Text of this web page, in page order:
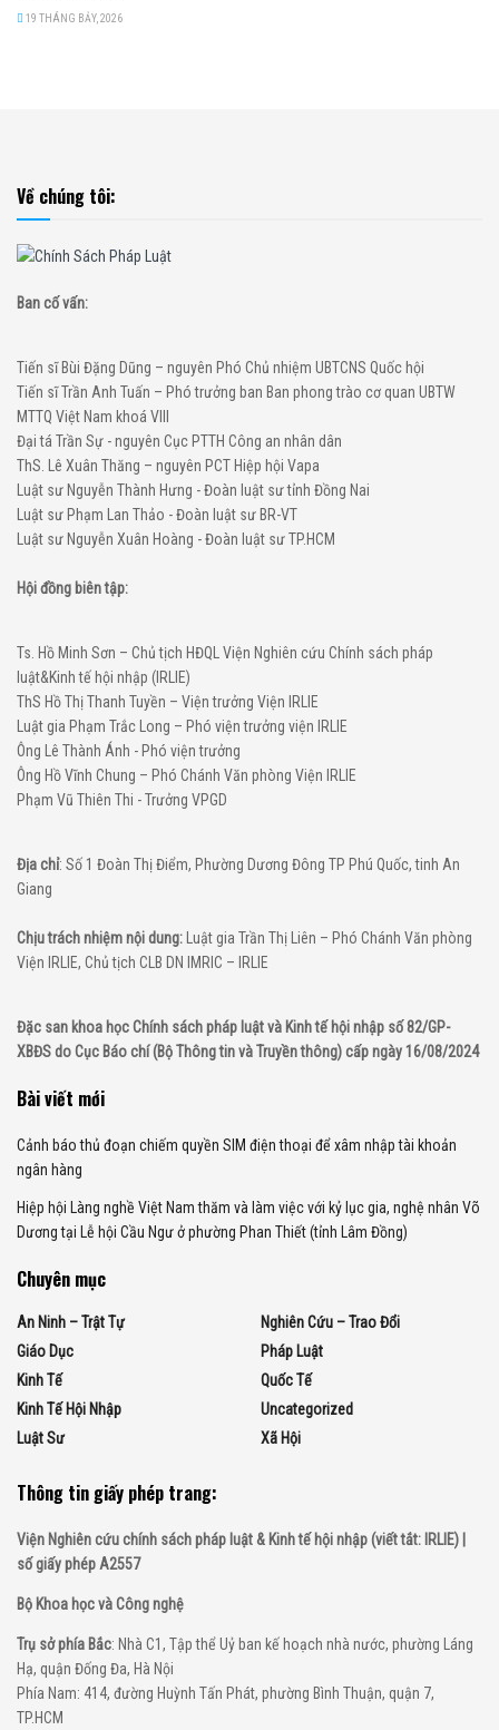
19 THÁNG BẢY, 2026
Về chúng tôi:
Ban cố vấn:
Tiến sĩ Bùi Đặng Dũng – nguyên Phó Chủ nhiệm UBTCNS Quốc hội
Tiến sĩ Trần Anh Tuấn – Phó trưởng ban Ban phong trào cơ quan UBTW
MTTQ Việt Nam khoá VIII
Đại tá Trần Sự - nguyên Cục PTTH Công an nhân dân
ThS. Lê Xuân Thăng – nguyên PCT Hiệp hội Vapa
Luật sư Nguyễn Thành Hưng - Đoàn luật sư tỉnh Đồng Nai
Luật sư Phạm Lan Thảo - Đoàn luật sư BR-VT
Luật sư Nguyễn Xuân Hoàng - Đoàn luật sư TP.HCM
Hội đồng biên tập:
Ts. Hồ Minh Sơn – Chủ tịch HĐQL Viện Nghiên cứu Chính sách pháp
luật&Kinh tế hội nhập (IRLIE)
ThS Hồ Thị Thanh Tuyền – Viện trưởng Viện IRLIE
Luật gia Phạm Trắc Long – Phó viện trưởng viện IRLIE
Ông Lê Thành Ánh - Phó viện trưởng
Ông Hồ Vĩnh Chung – Phó Chánh Văn phòng Viện IRLIE
Phạm Vũ Thiên Thi - Trưởng VPGD
Địa chỉ: Số 1 Đoàn Thị Điểm, Phường Dương Đông TP Phú Quốc, tinh An
Giang
Chịu trách nhiệm nội dung: Luật gia Trần Thị Liên – Phó Chánh Văn phòng
Viện IRLIE, Chủ tịch CLB DN IMRIC – IRLIE
Đặc san khoa học Chính sách pháp luật và Kinh tế hội nhập số 82/GP-
XBĐS do Cục Báo chí (Bộ Thông tin và Truyền thông) cấp ngày 16/08/2024
Bài viết mới
Cảnh báo thủ đoạn chiếm quyền SIM điện thoại để xâm nhập tài khoản
ngân hàng
Hiệp hội Làng nghề Việt Nam thăm và làm việc với kỷ lục gia, nghệ nhân Võ
Dương tại Lễ hội Cầu Ngư ở phường Phan Thiết (tỉnh Lâm Đồng)
Chuyên mục
An Ninh – Trật Tự
Giáo Dục
Kinh Tế
Kinh Tế Hội Nhập
Luật Sư
Nghiên Cứu – Trao Đổi
Pháp Luật
Quốc Tế
Uncategorized
Xã Hội
Thông tin giấy phép trang:
Viện Nghiên cứu chính sách pháp luật & Kinh tế hội nhập (viết tắt: IRLIE) |
số giấy phép A2557
Bộ Khoa học và Công nghệ
Trụ sở phía Bắc: Nhà C1, Tập thể Uỷ ban kế hoạch nhà nước, phường Láng
Hạ, quận Đống Đa, Hà Nội
Phía Nam: 414, đường Huỳnh Tấn Phát, phường Bình Thuận, quận 7,
TP.HCM